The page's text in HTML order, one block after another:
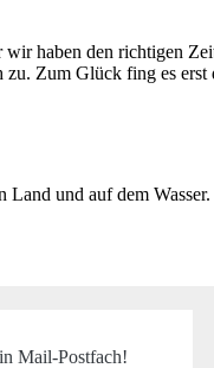
haben den richtigen
Zum Glück fing es
und auf dem Wasser.
Mail-Postfach!